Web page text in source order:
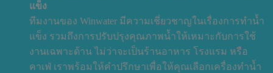
แข็ง
ทีมงานของ Winwater มีความเชี่ยวชาญในเรื่องการทำน้ำ
แข็ง รวมถึงการปรับปรุงคุณภาพน้ำให้เหมาะกับการใช้
งานเฉพาะด้าน ไม่ว่าจะเป็นร้านอาหาร โรงแรม หรือ
คาเฟ่ เราพร้อมให้คำปรึกษาเพื่อให้คุณเลือกเครื่องทำน้ำ